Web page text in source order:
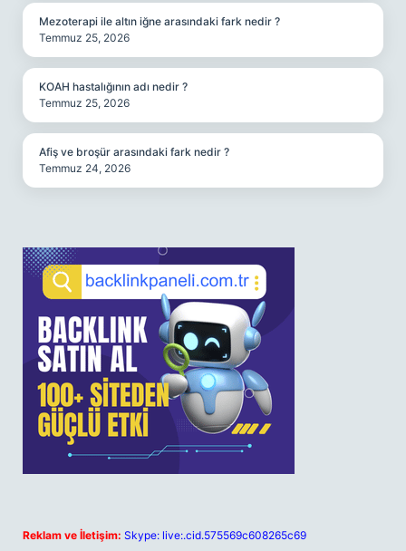
Mezoterapi ile altın iğne arasındaki fark nedir ?
Temmuz 25, 2026
KOAH hastalığının adı nedir ?
Temmuz 25, 2026
Afiş ve broşür arasındaki fark nedir ?
Temmuz 24, 2026
Reklam ve İletişim: Skype: live:.cid.575569c608265c69